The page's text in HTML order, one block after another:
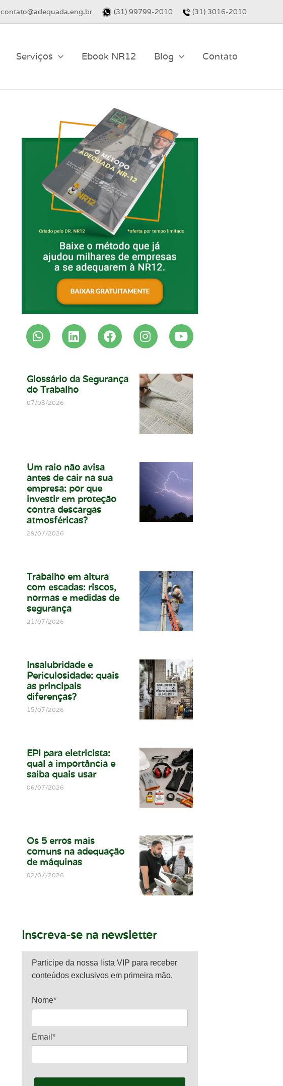
contato@adequada.eng.br (31) 99799-2010 (31) 3016-2010
Serviços Ebook NR12 Blog Contato
Glossário da Segurança
do Trabalho
07/08/2026
Um raio não avisa
antes de cair na sua
empresa: por que
investir em proteção
contra descargas
atmosféricas?
29/07/2026
Trabalho em altura
com escadas: riscos,
normas e medidas de
segurança
21/07/2026
Insalubridade e
Periculosidade: quais
as principais
diferenças?
15/07/2026
EPI para eletricista:
qual a importância e
saiba quais usar
06/07/2026
Os 5 erros mais
comuns na adequação
de máquinas
02/07/2026
Inscreva-se na newsletter
Participe da nossa lista VIP para receber
conteúdos exclusivos em primeira mão.
Nome*
Email*